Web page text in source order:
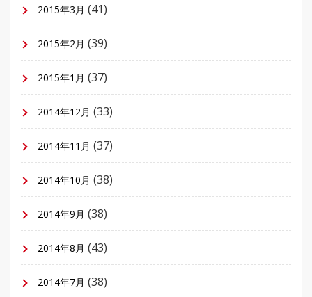
2015年3月 (41)
2015年2月 (39)
2015年1月 (37)
2014年12月 (33)
2014年11月 (37)
2014年10月 (38)
2014年9月 (38)
2014年8月 (43)
2014年7月 (38)